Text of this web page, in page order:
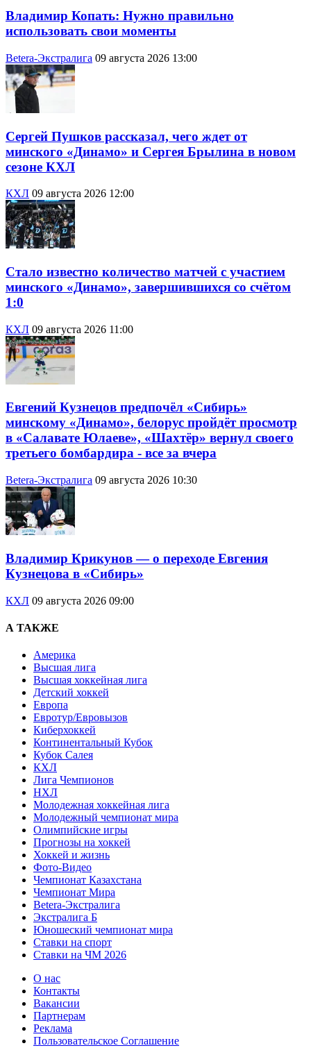
Владимир Копать: Нужно правильно
использовать свои моменты
Betera-Экстралига 09 августа 2026 13:00
Сергей Пушков рассказал, чего ждет от
минского «Динамо» и Сергея Брылина в новом
сезоне КХЛ
КХЛ 09 августа 2026 12:00
Стало известно количество матчей с участием
минского «Динамо», завершившихся со счётом
1:0
КХЛ 09 августа 2026 11:00
Евгений Кузнецов предпочёл «Сибирь»
минскому «Динамо», белорус пройдёт просмотр
в «Салавате Юлаеве», «Шахтёр» вернул своего
третьего бомбардира - все за вчера
Betera-Экстралига 09 августа 2026 10:30
Владимир Крикунов — о переходе Евгения
Кузнецова в «Сибирь»
КХЛ 09 августа 2026 09:00
А ТАКЖЕ
Америка
Высшая лига
Высшая хоккейная лига
Детский хоккей
Европа
Евротур/Евровызов
Киберхоккей
Континентальный Кубок
Кубок Салея
КХЛ
Лига Чемпионов
НХЛ
Молодежная хоккейная лига
Молодежный чемпионат мира
Олимпийские игры
Прогнозы на хоккей
Хоккей и жизнь
Фото-Видео
Чемпионат Казахстана
Чемпионат Мира
Betera-Экстралига
Экстралига Б
Юношеский чемпионат мира
Ставки на спорт
Ставки на ЧМ 2026
О нас
Контакты
Вакансии
Партнерам
Реклама
Пользовательское Соглашение